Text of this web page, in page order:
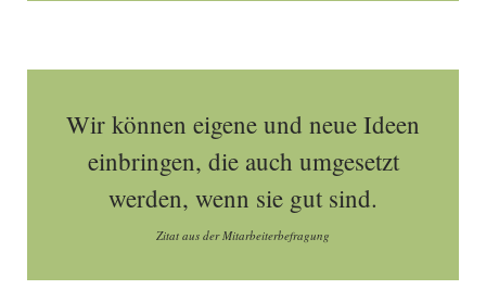
Wir können eigene und neue Ideen
einbringen, die auch umgesetzt
werden, wenn sie gut sind.
Zitat aus der Mitarbeiterbefragung